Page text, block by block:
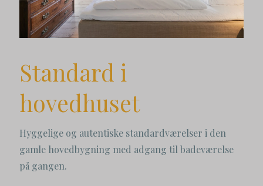
Standard i
hovedhuset
Hyggelige og autentiske standardværelser i den
gamle hovedbygning med adgang til badeværelse
på gangen.